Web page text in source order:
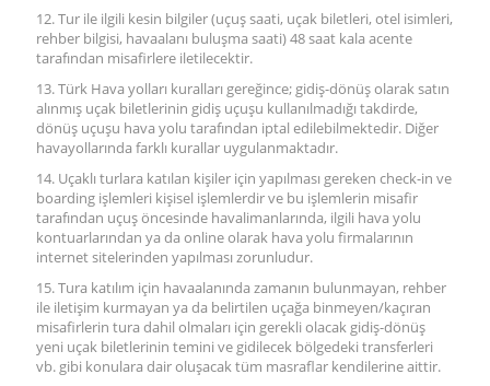
12. Tur ile ilgili kesin bilgiler (uçuş saati, uçak biletleri, otel isimleri,
rehber bilgisi, havaalanı buluşma saati) 48 saat kala acente
tarafından misafirlere iletilecektir.
13. Türk Hava yolları kuralları gereğince; gidiş-dönüş olarak satın
alınmış uçak biletlerinin gidiş uçuşu kullanılmadığı takdirde,
dönüş uçuşu hava yolu tarafından iptal edilebilmektedir. Diğer
havayollarında farklı kurallar uygulanmaktadır.
14. Uçaklı turlara katılan kişiler için yapılması gereken check-in ve
boarding işlemleri kişisel işlemlerdir ve bu işlemlerin misafir
tarafından uçuş öncesinde havalimanlarında, ilgili hava yolu
kontuarlarından ya da online olarak hava yolu firmalarının
internet sitelerinden yapılması zorunludur.
15. Tura katılım için havaalanında zamanın bulunmayan, rehber
ile iletişim kurmayan ya da belirtilen uçağa binmeyen/kaçıran
misafirlerin tura dahil olmaları için gerekli olacak gidiş-dönüş
yeni uçak biletlerinin temini ve gidilecek bölgedeki transferleri
vb. gibi konulara dair oluşacak tüm masraflar kendilerine aittir.